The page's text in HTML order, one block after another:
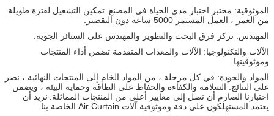
الموثوقية: مختبر اختبار مدى الحياة في المصنع. تمكين التشغيل لفترة طويلة
من العمر ، العمل المستمر 5000 ساعة دون التقصير.
المهندس: تركز فرق البحث والتطوير والمهندس على الستائر الجوية.
الآلات والتكنولوجيا: الآلات والمعدات المتقدمة تضمن أداء المنتجات
وموثوقيتها.
المواد والجودة: في كل مرحلة ، من المواد الخام إلى المنتجات النهائية ، نصر
على النتائج: السلامة والكفاءة والحفاظ على الطاقة وحماية البيئة ، ويضمن
اختبارنا الصارم أن نصل إلى معايير أعلى من المنتجات المماثلة. نريد أن
يعتمد المستهلكون على دقة وموثوقية آلات Air Curtain الخاصة بنا.